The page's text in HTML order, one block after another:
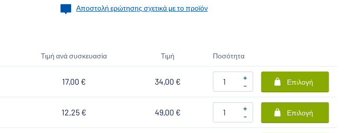
Αποστολή ερώτησης σχετικά με το προϊόν
Τιμή ανά συσκευασία Τιμή Ποσότητα
17,00 € 34,00 €
+
-
Επιλογή
12,25 € 49,00 €
+
-
Επιλογή